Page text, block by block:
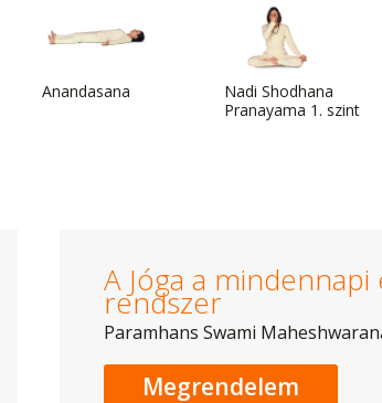
Anandasana
Nadi Shodhana
Pranayama 1. szint
A Jóga a
rendszer
Paramhans Swami
Megrendelem